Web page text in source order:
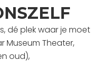
dé plek waar je moet
Museum Theater,
oud),